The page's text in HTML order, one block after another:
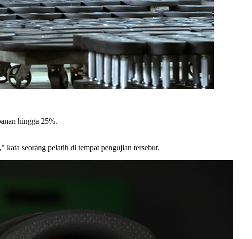
hingga 25%.
seorang pelatih di tempat pengujian tersebut.